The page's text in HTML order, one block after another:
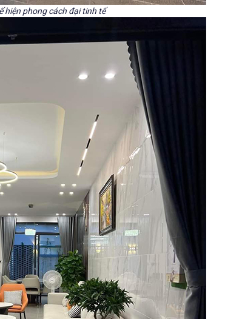
hiện phong cách đại tinh tế